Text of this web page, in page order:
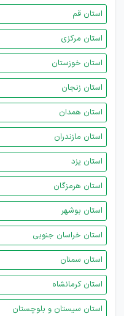
استان قم
استان مرکزی
استان خوزستان
استان زنجان
استان همدان
استان مازندران
استان یزد
استان هرمزگان
استان بوشهر
استان خراسان جنوبی
استان سمنان
استان کرمانشاه
استان سیستان و بلوچستان